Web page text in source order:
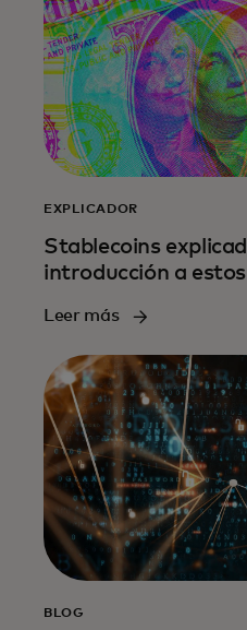
EXPLICADOR
Stablecoins
introducción a
Leer más
BLOG